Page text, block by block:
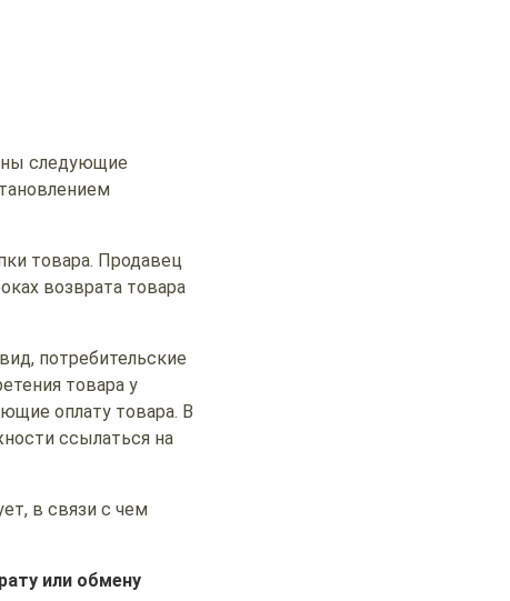
следующие
товара. Продавец
возврата товара
потребительские
товара у
оплату товара. В
ссылаться на
в связи с чем
или обмену